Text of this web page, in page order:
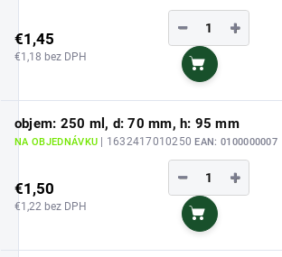
€1,45
€1,18 bez DPH
+
−
Do košíka
objem: 250 ml, d: 70 mm, h: 95 mm
NA OBJEDNÁVKU | 1632417010250EAN: 0100000007
€1,50
€1,22 bez DPH
+
−
Do košíka